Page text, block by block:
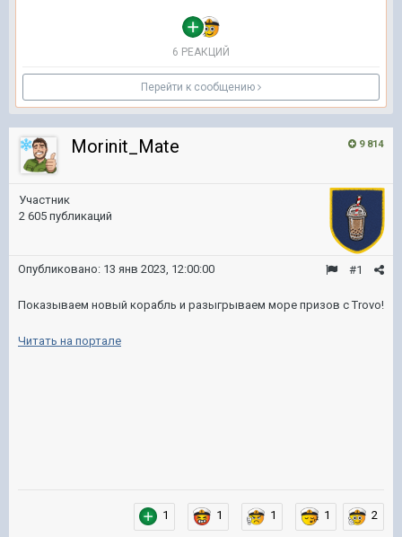
6 РЕАКЦИЙ
Перейти к сообщению
9 814
Morinit_Mate
Участник
2 605 публикаций
#1
Опубликовано: 13 янв 2023, 12:00:00
Показываем новый корабль и разыгрываем море призов с Trovo!
Читать на портале
1 1 1 1 2